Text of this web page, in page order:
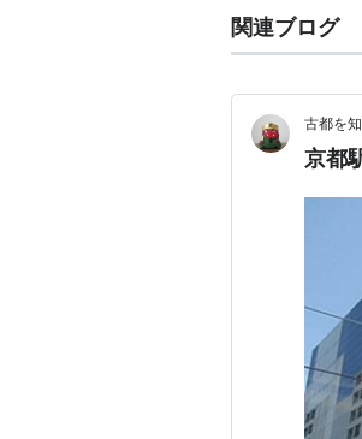
関連ブログ
古都を
京都